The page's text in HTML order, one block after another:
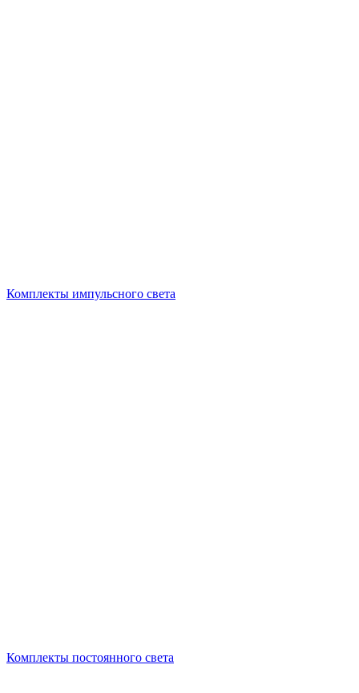
Комплекты импульсного света
Комплекты постоянного света